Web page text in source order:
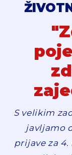
S velikim
javljamo
prijave za